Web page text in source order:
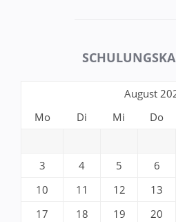
August
Mo
Di Mi Do
3
4 5 6
10
11 12 13
17
18 19 20